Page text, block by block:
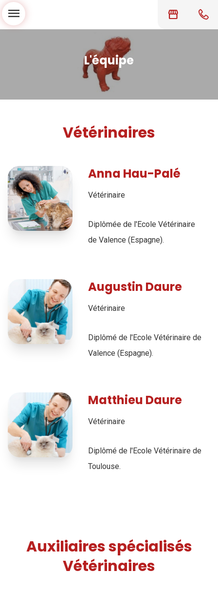
storefront
menu
L'équipe
Vétérinaires
Anna Hau-Palé
Vétérinaire
Diplômée de l'Ecole Vétérinaire
de Valence (Espagne).
Augustin Daure
Vétérinaire
Diplômé de l'Ecole Vétérinaire de
Valence (Espagne).
Matthieu Daure
Vétérinaire
Diplômé de l'Ecole Vétérinaire de
Toulouse.
Auxiliaires spécialisés
Vétérinaires